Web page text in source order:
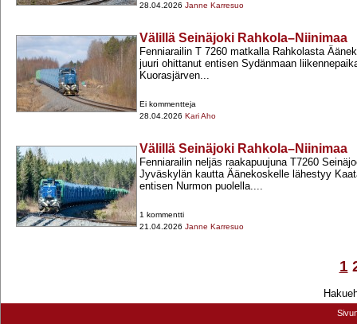
28.04.2026 Janne Karresuo
Välillä Seinäjoki Rahkola–Niinimaa
Fenniarailin T 7260 matkalla Rahkolasta
juuri ohittanut entisen Sydänmaan
Kuorasjärven...
Ei kommentteja
28.04.2026 Kari Aho
Välillä Seinäjoki Rahkola–Niinimaa
Fenniarailin neljäs raakapuujuna T7260
Jyväskylän kautta Äänekoskelle lähestyy
entisen Nurmon puolella....
1 kommentti
21.04.2026 Janne Karresuo
1